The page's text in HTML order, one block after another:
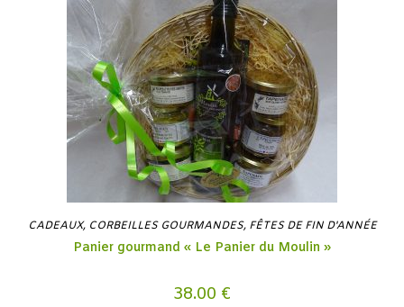
CADEAUX, CORBEILLES GOURMANDES, FÊTES DE FIN D'ANNÉE
Panier gourmand « Le Panier du Moulin »
38.00 €